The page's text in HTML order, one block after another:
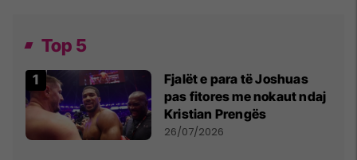
Top 5
Fjalët e para të Joshuas
pas fitores me nokaut ndaj
Kristian Prengës
26/07/2026